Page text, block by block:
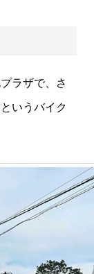
ラザで、さ
いうバイク